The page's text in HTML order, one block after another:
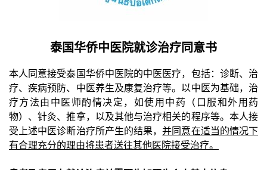
泰国华侨中医院就诊治疗同意书
本人同意接受泰国华侨中医院的中医医疗，包括：诊断、治
疗、疾病预防、中医养生及康复治疗等。以中医为基础，治
疗方法由中医师酌情决定，如使用中药（口服和外用药
物）、针灸、推拿，以及其他与治疗相关的程序等。本人接
受上述中医诊断治疗所产生的结果，并同意在适当的情况下
有合理充分的理由将患者送往其他医院接受治疗。